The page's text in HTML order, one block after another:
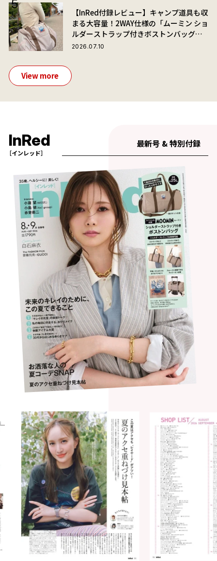
【InRed付録レビュー】キャンプ道具も収
まる大容量！2WAY仕様の「ムーミン ショ
ルダーストラップ付きボストンバッグ」
が夏旅におすすめな理由
2026.07.10
View more
InRed
［インレッド］
最新号 & 特別付録